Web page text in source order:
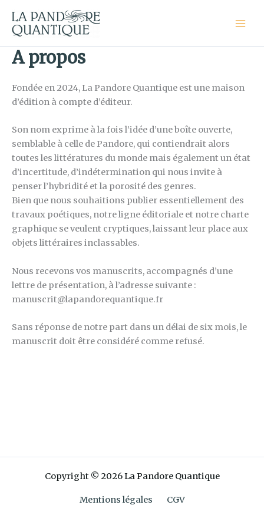
contenu
A propos
Fondée en 2024, La Pandore Quantique est une maison
d’édition à compte d’éditeur.
Son nom exprime à la fois l’idée d’une boîte ouverte,
semblable à celle de Pandore, qui contiendrait alors
toutes les littératures du monde mais également un état
d’incertitude, d’indétermination qui nous invite à
penser l’hybridité et la porosité des genres.
Bien que nous souhaitions publier essentiellement des
travaux poétiques, notre ligne éditoriale et notre charte
graphique se veulent cryptiques, laissant leur place aux
objets littéraires inclassables.
Nous recevons vos manuscrits, accompagnés d’une
lettre de présentation, à l’adresse suivante :
manuscrit@lapandorequantique.fr
Sans réponse de notre part dans un délai de six mois, le
manuscrit doit être considéré comme refusé.
Copyright © 2026 La Pandore Quantique
Mentions légales CGV